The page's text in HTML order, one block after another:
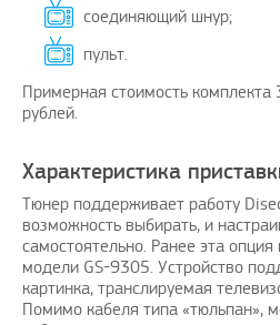
соединяющий шнур;
пульт.
Примерная стоимость
рублей.
Характеристика
Тюнер поддерживает работу
возможность выбирать, и
самостоятельно. Ранее эта
модели GS-9305. Устройство
картинка, транслируемая
Помимо кабеля типа «тюльпан»,